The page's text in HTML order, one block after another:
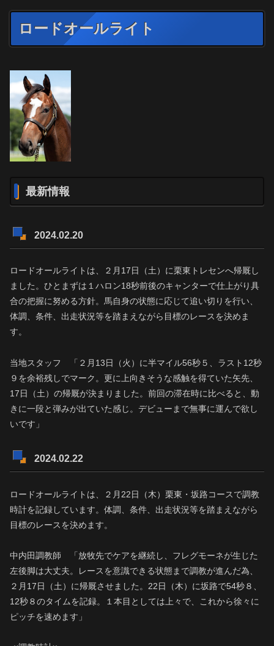
ロードオールライト
最新情報
2024.02.20
ロードオールライトは、２月17日（土）に栗東トレセンへ帰厩し
ました。ひとまずは１ハロン18秒前後のキャンターで仕上がり具
合の把握に努める方針。馬自身の状態に応じて追い切りを行い、
体調、条件、出走状況等を踏まえながら目標のレースを決めま
す。
当地スタッフ 「２月13日（火）に半マイル56秒５、ラスト12秒
９を余裕残しでマーク。更に上向きそうな感触を得ていた矢先、
17日（土）の帰厩が決まりました。前回の滞在時に比べると、動
きに一段と弾みが出ていた感じ。デビューまで無事に運んで欲し
いです」
2024.02.22
ロードオールライトは、２月22日（木）栗東・坂路コースで調教
時計を記録しています。体調、条件、出走状況等を踏まえながら
目標のレースを決めます。
中内田調教師 「放牧先でケアを継続し、フレグモーネが生じた
左後脚は大丈夫。レースを意識できる状態まで調教が進んだ為、
２月17日（土）に帰厩させました。22日（木）に坂路で54秒８、
12秒８のタイムを記録。１本目としては上々で、これから徐々に
ピッチを速めます」